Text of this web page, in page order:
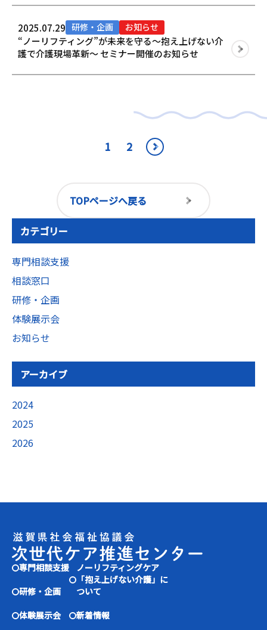
2025.07.29 研修・企画 お知らせ
“ノーリフティング”が未来を守る～抱え上げない介
護で介護現場革新～ セミナー開催のお知らせ
1 2
TOPページへ戻る
カテゴリー
専門相談支援
相談窓口
研修・企画
体験展示会
お知らせ
アーカイブ
2024
2025
2026
専門相談支援
研修・企画
体験展示会
ノーリフティングケア
「抱え上げない介護」に
ついて
新着情報